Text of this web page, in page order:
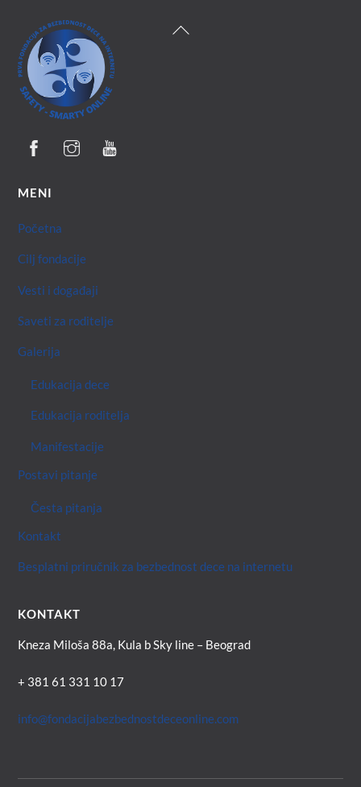
Back
MENI
Početna
Cilj fondacije
Vesti i događaji
Saveti za roditelje
Galerija
Edukacija dece
Edukacija roditelja
Manifestacije
Postavi pitanje
Česta pitanja
Kontakt
Besplatni priručnik za bezbednost dece na internetu
KONTAKT
Kneza Miloša 88a, Kula b Sky line – Beograd
+ 381 61 331 10 17
info@fondacijabezbednostdeceonline.com